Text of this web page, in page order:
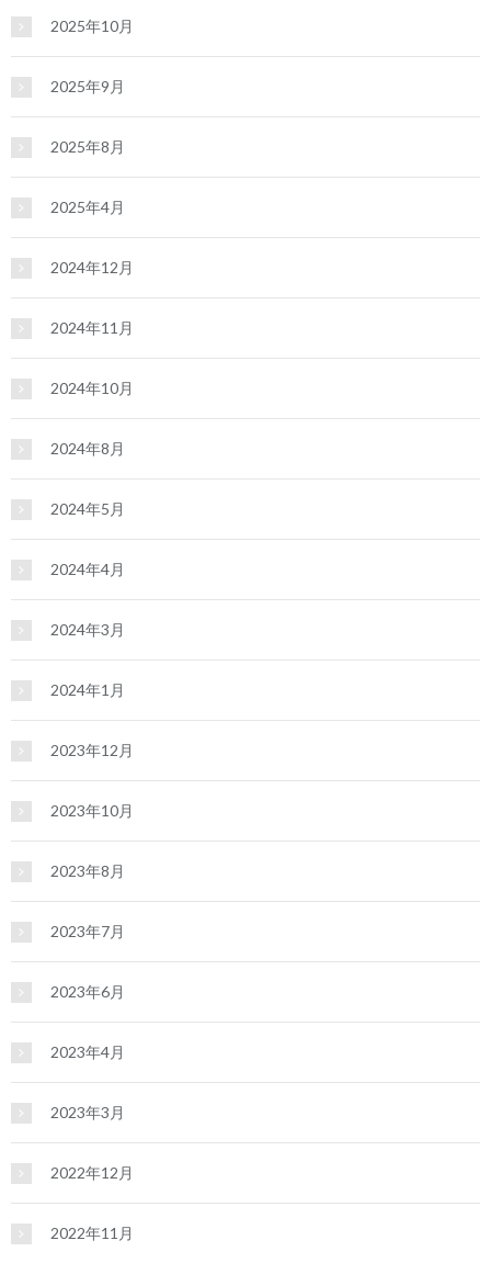
2025年10月
2025年9月
2025年8月
2025年4月
2024年12月
2024年11月
2024年10月
2024年8月
2024年5月
2024年4月
2024年3月
2024年1月
2023年12月
2023年10月
2023年8月
2023年7月
2023年6月
2023年4月
2023年3月
2022年12月
2022年11月